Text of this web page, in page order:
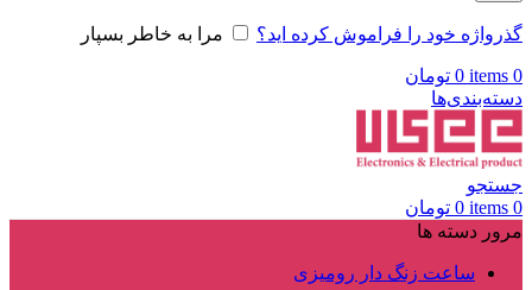
گذرواژه خود را فراموش کرده اید؟ مرا به خاطر بسپار
0
items
0 تومان
دسته‌بندی‌ها
جستجو
0
items
0 تومان
مرور دسته ها
ساعت زنگ دار رومیزی